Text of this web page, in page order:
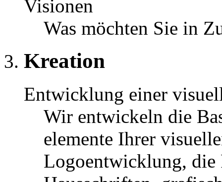
Visionen
Was möchten Sie in
Kreation
Entwicklung einer
Wir entwickeln die
elemente Ihrer
Logoentwicklung, die